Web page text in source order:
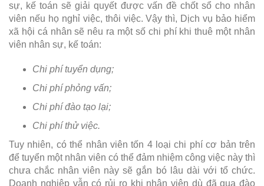
sự, kế toán sẽ giải quyết được vấn đề chốt sổ cho nhân
viên nếu họ nghỉ việc, thôi việc. Vậy thì, Dịch vụ bảo hiểm
xã hội cá nhân sẽ nêu ra một số chi phí khi thuê một nhân
viên nhân sự, kế toán:
Chi phí tuyển dụng;
Chi phí phỏng vấn;
Chi phí đào tạo lại;
Chi phí thử việc.
Tuy nhiên, có thể nhân viên tốn 4 loại chi phí cơ bản trên
để tuyển một nhân viên có thể đảm nhiệm công việc này thì
chưa chắc nhân viên này sẽ gắn bó lâu dài với tổ chức.
Doanh nghiệp vẫn có rủi ro khi nhân viên dù đã qua đào